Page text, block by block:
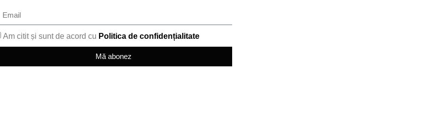
Am citit și sunt de acord cu Politica de confidențialitate
Mă abonez